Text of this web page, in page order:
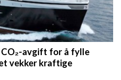
avgift for å fylle
vekker kraftige